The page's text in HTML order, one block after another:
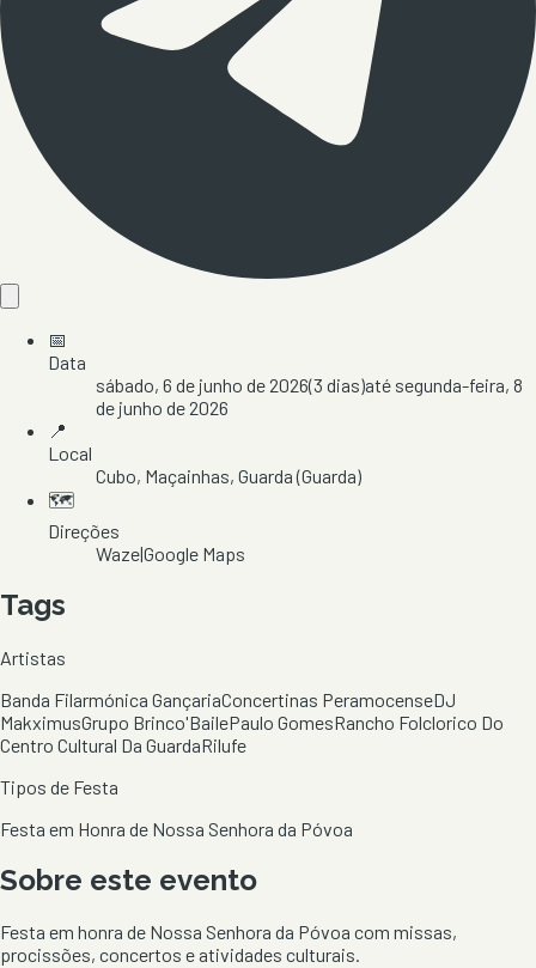
📅
Data
sábado, 6 de junho de 2026(3 dias)até segunda-feira, 8
de junho de 2026
📍
Local
Cubo, Maçainhas, Guarda(Guarda)
🗺️
Direções
Waze|Google Maps
Tags
Artistas
Banda Filarmónica GançariaConcertinas PeramocenseDJ
MakximusGrupo Brinco'BailePaulo GomesRancho Folclorico Do
Centro Cultural Da GuardaRilufe
Tipos de Festa
Festa em Honra de Nossa Senhora da Póvoa
Sobre este evento
Festa em honra de Nossa Senhora da Póvoa com missas,
procissões, concertos e atividades culturais.